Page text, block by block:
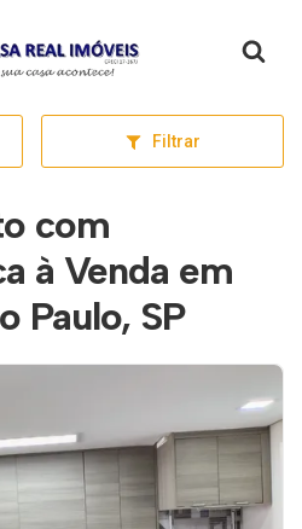
Filtrar
com
à Venda em
Paulo, SP